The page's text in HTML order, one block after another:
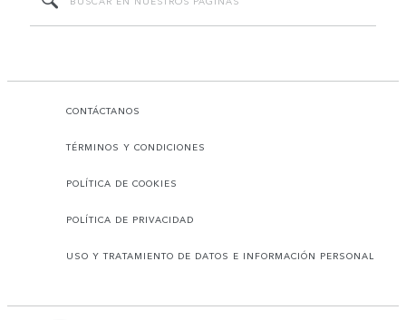
CONTÁCTANOS
TÉRMINOS Y CONDICIONES
POLÍTICA DE COOKIES
POLÍTICA DE PRIVACIDAD
USO Y TRATAMIENTO DE DATOS E INFORMACIÓN PERSONAL